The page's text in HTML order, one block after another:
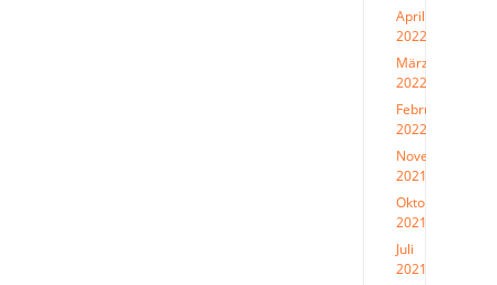
April
2022
März
2022
Februar
2022
November
2021
Oktober
2021
Juli
2021